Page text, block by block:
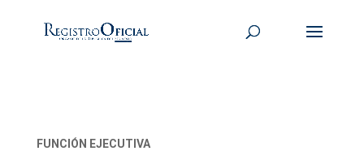
FUNCIÓN EJECUTIVA